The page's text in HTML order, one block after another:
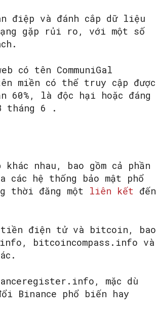
điệp và đánh cắp dữ liệu
gặp rủi ro, với một số
có tên CommuniGal
miền có thể truy cập được
60%, là độc hại hoặc đáng
tháng 6 .
nhau, bao gồm cả phần
các hệ thống bảo mật phổ
thời đăng một liên kết đến
tiền điện tử và bitcoin, bao
bitcoincompass.info và
mặc dù
Binance phổ biến hay